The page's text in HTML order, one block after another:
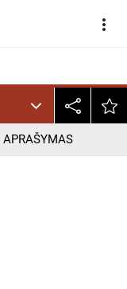
more_vert
APRAŠYMAS